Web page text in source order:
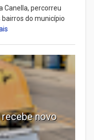
Canella, percorreu
do município
novo